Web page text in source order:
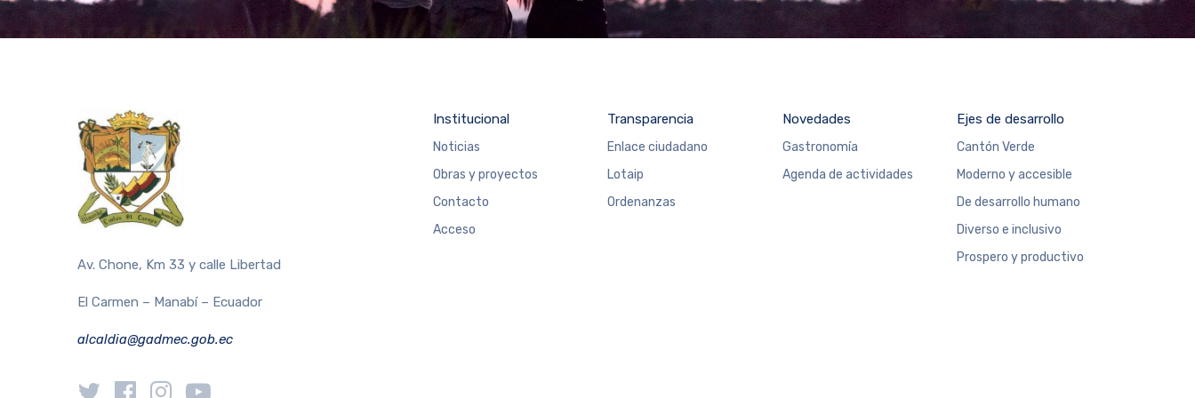
Av. Chone, Km 33 y calle Libertad
El Carmen – Manabí – Ecuador
alcaldia@gadmec.gob.ec
Institucional
Noticias
Obras y proyectos
Contacto
Acceso
Transparencia
Enlace ciudadano
Lotaip
Ordenanzas
Novedades
Gastronomía
Agenda de actividades
Ejes de desarrollo
Cantón Verde
Moderno y accesible
De desarrollo humano
Diverso e inclusivo
Prospero y productivo